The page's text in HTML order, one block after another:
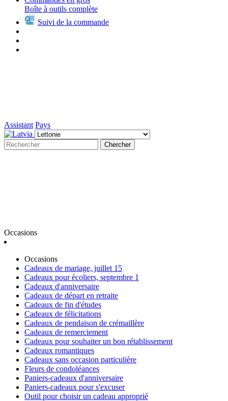
Boîte à outils complète
Suivi de la commande
Assistant Pays
Chercher
Occasions
Occasions
Cadeaux de mariage, juillet 15
Cadeaux pour écoliers, septembre 1
Cadeaux d'anniversaire
Cadeaux de départ en retraite
Cadeaux de fin d'études
Cadeaux de félicitations
Cadeaux de pendaison de crémaillère
Cadeaux de remerciement
Cadeaux pour souhaiter un bon rétablissement
Cadeaux romantiques
Cadeaux sans occasion particulière
Fleurs de condoléances
Paniers-cadeaux d'anniversaire
Paniers-cadeaux pour s'excuser
Outil pour choisir un cadeau approprié